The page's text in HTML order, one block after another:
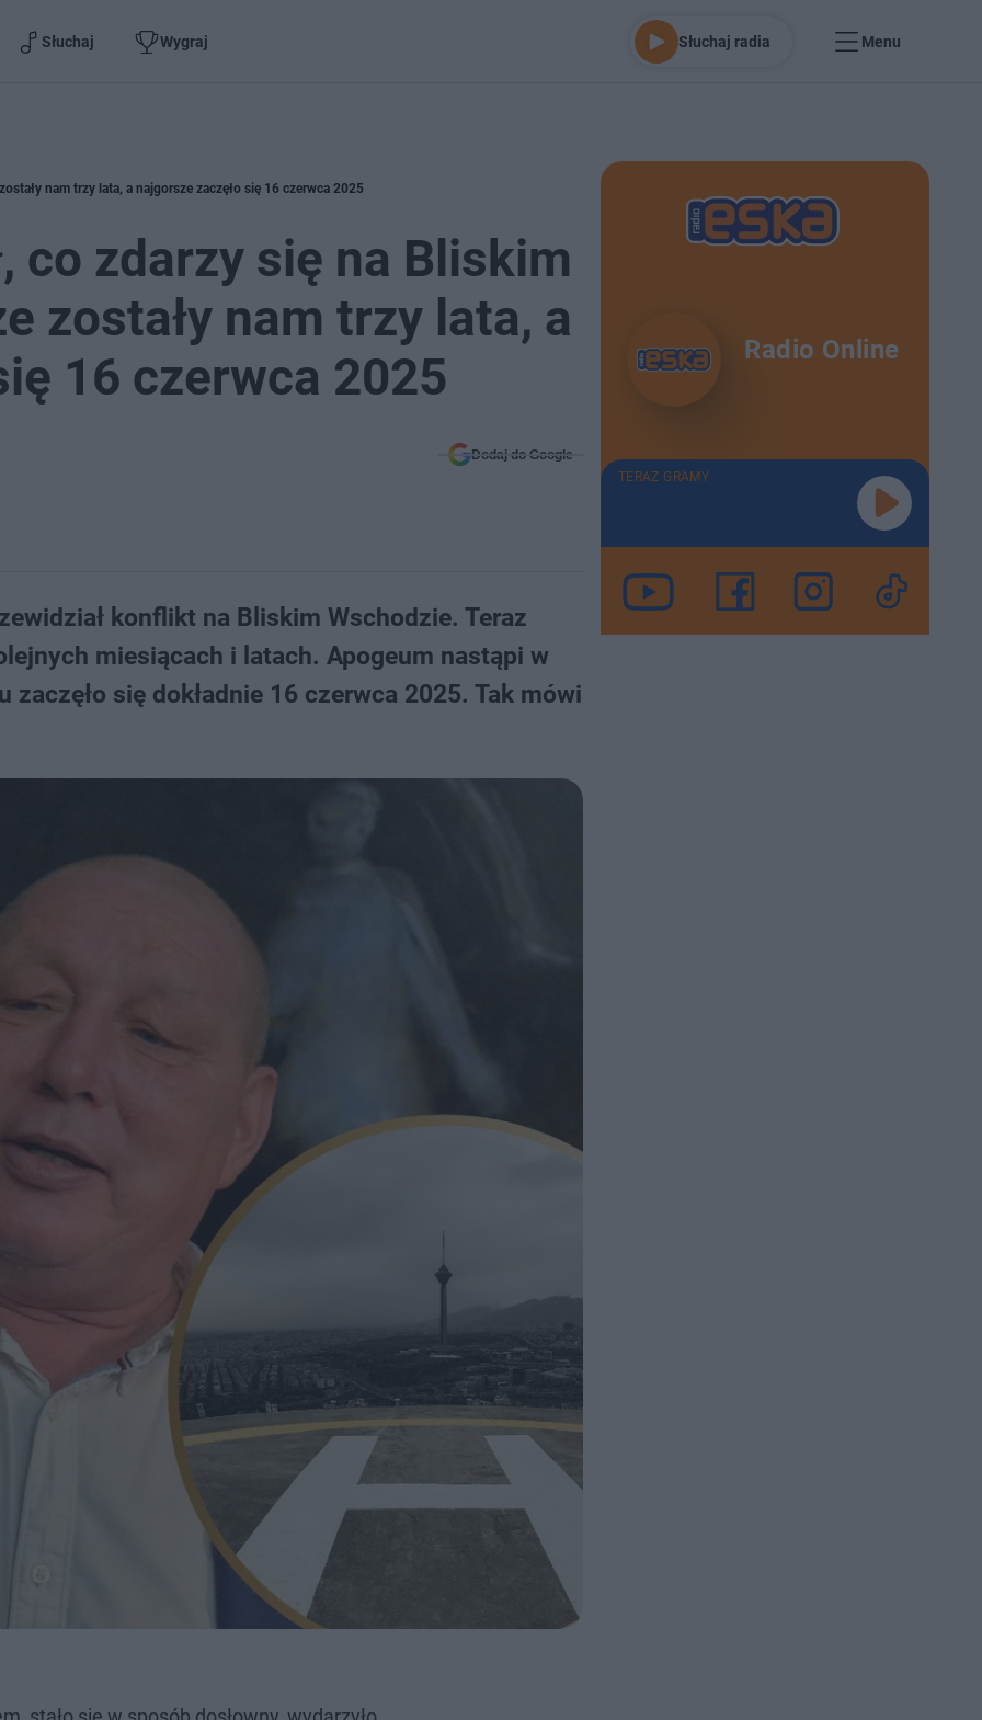
Słuchaj Wygraj Słuchaj radia Menu
nam trzy lata, a najgorsze zaczęło się 16 czerwca 2025
co zdarzy się na Bliskim
zostały nam trzy lata, a
16 czerwca 2025
Dodaj do Google
konflikt na Bliskim Wschodzie. Teraz
miesiącach i latach. Apogeum nastąpi w
się dokładnie 16 czerwca 2025. Tak mówi
Radio Online
TERAZ GRAMY